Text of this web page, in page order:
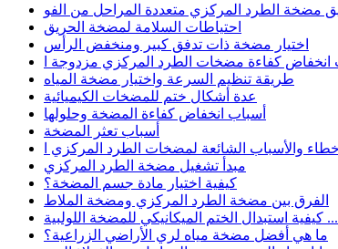
احتياطات السلامة لمضخة الحريق
اختيار مضخة ذات تدفق كبير ومنخفض الرأس
طريقة تنظيم السرعة واختيار مضخة المياه
عدة أشكال ختم للمضخات الكيميائية
أسباب انخفاض كفاءة المضخة وحلولها
أسباب تعثر المضخة
مبدأ تشغيل مضخة الطرد المركزي
كيفية اختيار مادة جسم المضخة؟
الفرق بين مضخة الطرد المركزي ومضخة الملاط
كيفية استبدال الختم الميكانيكي للمضخة اللولبية ...
ما هي أفضل مضخة مياه لري الأراضي الزراعية؟